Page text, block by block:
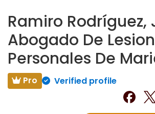
Ramiro Rodríguez,
Abogado De
Personales De
Pro Verified profile